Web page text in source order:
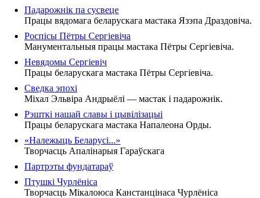
Падарожнік па сусвеце
Працы вядомага беларускага мастака Язэпа Драздовіча.
Роспісы Пётры Сергіевіча
Манументальныя працы мастака Пётры Сергіевіча.
Невядомы Сергіевіч
Працы беларускага мастака Пётры Сергіевіча.
Сведка эпохі
Міхал Эльвіра Андрыёлі — мастак і падарожнік.
Рэшткі нашай славы і цывілізацыі
Працы беларускага мастака Напалеона Орды.
«Належыць Беларусі...»
Творчасць Апалінарыя Гараўскага
Партрэты фундатараў
Птушкі Чурлёніса
Творчасць Мікалоюса Канстанцінаса Чурлёніса